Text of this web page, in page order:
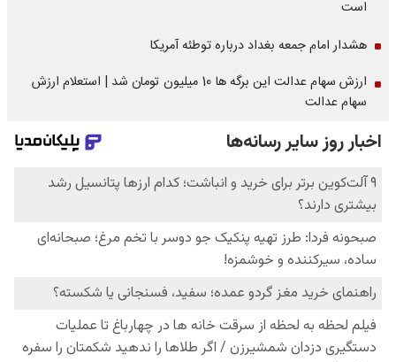
است
هشدار امام جمعه بغداد درباره توطئه آمریکا
ارزش سهام عدالت این برگه ها 10 میلیون تومان شد | استعلام ارزش
سهام عدالت